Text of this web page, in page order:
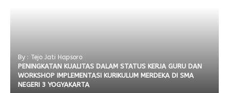
By : Tejo Jati Hapsoro
PENINGKATAN KUALITAS DALAM STATUS KERJA GURU DAN
WORKSHOP IMPLEMENTASI KURIKULUM MERDEKA DI SMA
NEGERI 3 YOGYAKARTA